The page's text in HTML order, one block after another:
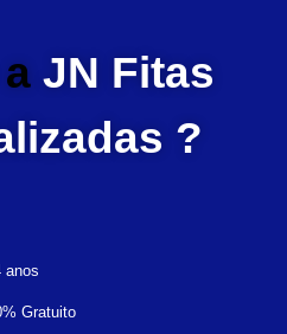
JN Fitas
?
anos
Gratuito